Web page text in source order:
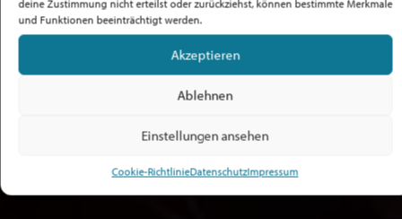
deine Zustimmung nicht erteilst oder zurückziehst, können bestimmte Merkmale
und Funktionen beeinträchtigt werden.
Akzeptieren
Ablehnen
Einstellungen ansehen
Cookie-RichtlinieDatenschutzImpressum